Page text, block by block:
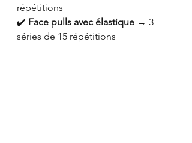
répétitions
✔️ Face pulls avec élastique → 3
séries de 15 répétitions